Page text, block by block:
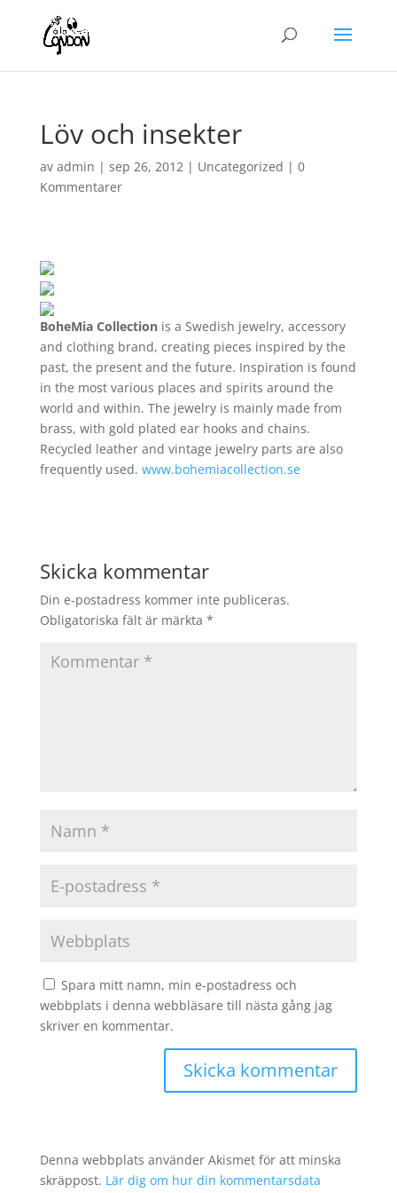
Löv och insekter
av admin | sep 26, 2012| Uncategorized | 0
Kommentarer
BoheMia Collectionis a Swedish jewelry, accessory
and clothing brand, creating pieces inspired by the
past, the present and the future. Inspiration is found
in the most various places and spirits around the
world and within. The jewelry is mainly made from
brass, with gold plated ear hooks and chains.
Recycled leather and vintage jewelry parts are also
frequently used. www.bohemiacollection.se
Skicka kommentar
Din e-postadress kommer inte publiceras.
Obligatoriska fält är märkta *
Spara mitt namn, min e-postadress och
webbplats i denna webbläsare till nästa gång jag
skriver en kommentar.
Denna webbplats använder Akismet för att minska
skräppost. Lär dig om hur din kommentarsdata